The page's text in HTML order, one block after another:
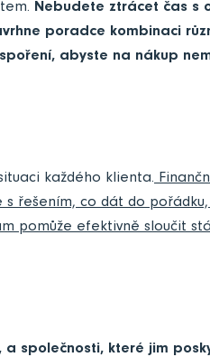
Nebudete ztrácet čas s
poradce kombinaci
abyste na nákup
každého klienta.
řešením, co dát do
pomůže efektivně sloučit
společnosti, které jim